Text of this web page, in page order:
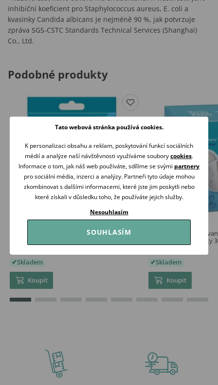
inhibiční koeficient pro Staphylococcus aureus, E. coli a
kvasinky Candida albicans je nejméně 90 %, jak potvrzuje
zpráva SGS-CSTC Standards Technical Services (Shanghai)
Co., Ltd.
Podobné produkty
Canpol babies Hydrogelové hojící prsní
209 Kč
Skladem
Koupit
Canpol babies
vložky do podprsenky
Skladem
Koupit
Tato webová stránka používá cookies.
K personalizaci obsahu a reklam, poskytování funkcí sociálních
médií a analýze naší návštěvnosti využíváme souborycookies.
Informace o tom, jak náš web používáte, sdílíme se svými partnery
pro sociální média, inzerci a analýzy. Partneři tyto údaje mohou
zkombinovat s dalšími informacemi, které jste jim poskytli nebo
které získali v důsledku toho, že používáte jejich služby.
Nesouhlasím
SOUHLASÍM